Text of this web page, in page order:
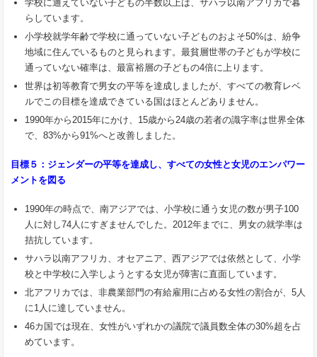
学校に通えていない子どもの半数以上は、サハラ以南アフリカで暮
らしています。
小学校就学年齢で学校に通っていない子どものおよそ50%は、紛争
地域に住んでいるものと見られます。最貧層世帯の子どもが学校に
通っていない確率は、最富裕層の子どもの4倍に上ります。
世界は初等教育で男女の平等を達成しましたが、すべての教育レベ
ルでこの目標を達成できている国はほとんどありません。
1990年から2015年にかけ、15歳から24歳の若者の識字率は世界全体
で、83%から91%へと改善しました。
目標５：ジェンダーの平等を達成し、すべての女性と女児のエンパワー
メントを図る
1990年の時点で、南アジアでは、小学校に通う女児の数が男子100
人に対し74人にすぎませんでした。2012年までに、男女の就学率は
拮抗しています。
サハラ以南アフリカ、オセアニア、西アジアでは依然として、小学
校と中学校に入学しようとする女児が障害に直面しています。
北アフリカでは、非農業部門の有給雇用に占める女性の割合が、5人
に1人に達していません。
46カ国では現在、女性がいずれかの議院で議員数全体の30%超を占
めています。